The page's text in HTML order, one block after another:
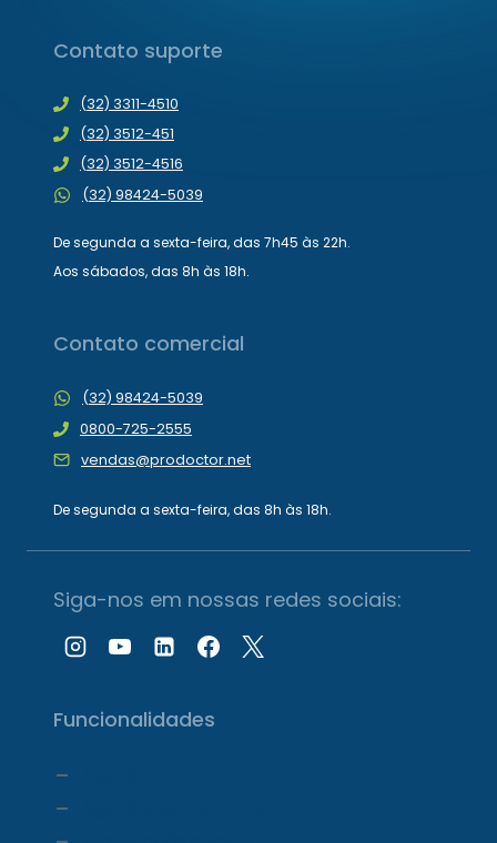
Contato suporte
(32) 3311-4510
(32) 3512-451
(32) 3512-4516
(32) 98424-5039
De segunda a sexta-feira, das 7h45 às 22h.
Aos sábados, das 8h às 18h.
Contato comercial
(32) 98424-5039
0800-725-2555
vendas@prodoctor.net
De segunda a sexta-feira, das 8h às 18h.
Siga-nos em nossas redes sociais:
Funcionalidades